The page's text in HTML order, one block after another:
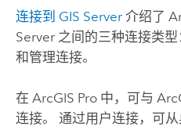
连接到 GIS Server介绍了
Server之间的三种连接类
和管理连接。
在 ArcGIS Pro中，可与
连接。 通过用户连接，可